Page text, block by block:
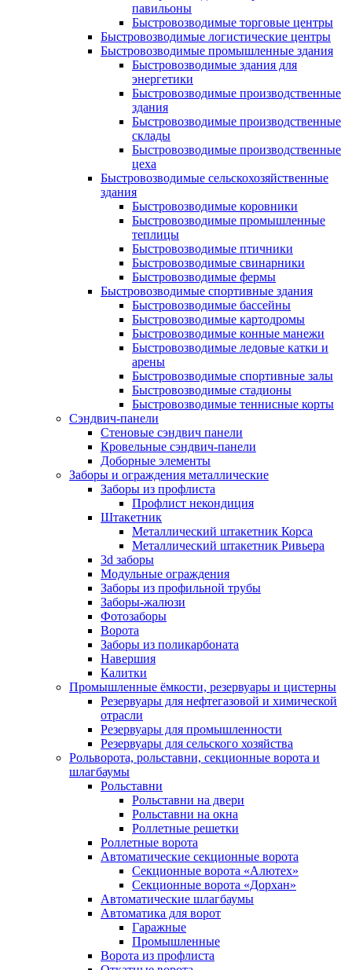
павильоны
Быстровозводимые торговые центры
Быстровозводимые логистические центры
Быстровозводимые промышленные здания
Быстровозводимые здания для
энергетики
Быстровозводимые производственные
здания
Быстровозводимые производственные
склады
Быстровозводимые производственные
цеха
Быстровозводимые сельскохозяйственные
здания
Быстровозводимые коровники
Быстровозводимые промышленные
теплицы
Быстровозводимые птичники
Быстровозводимые свинарники
Быстровозводимые фермы
Быстровозводимые спортивные здания
Быстровозводимые бассейны
Быстровозводимые картодромы
Быстровозводимые конные манежи
Быстровозводимые ледовые катки и
арены
Быстровозводимые спортивные залы
Быстровозводимые стадионы
Быстровозводимые теннисные корты
Сэндвич-панели
Стеновые сэндвич панели
Кровельные сэндвич-панели
Доборные элементы
Заборы и ограждения металлические
Заборы из профлиста
Профлист некондиция
Штакетник
Металлический штакетник Корса
Металлический штакетник Ривьера
3d заборы
Модульные ограждения
Заборы из профильной трубы
Заборы-жалюзи
Фотозаборы
Ворота
Заборы из поликарбоната
Навершия
Калитки
Промышленные ёмкости, резервуары и цистерны
Резервуары для нефтегазовой и химической
отрасли
Резервуары для промышленности
Резервуары для сельского хозяйства
Рольворота, рольставни, секционные ворота и
шлагбаумы
Рольставни
Рольставни на двери
Рольставни на окна
Роллетные решетки
Роллетные ворота
Автоматические секционные ворота
Секционные ворота «Алютех»
Секционные ворота «Дорхан»
Автоматические шлагбаумы
Автоматика для ворот
Гаражные
Промышленные
Ворота из профлиста